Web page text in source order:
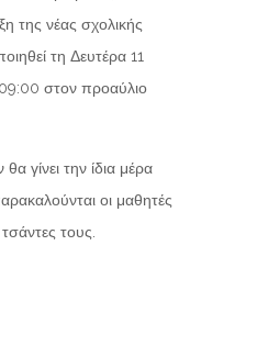
της νέας σχολικής
τη Δευτέρα 11
στον προαύλιο
γίνει την ίδια μέρα
οι μαθητές
τους.